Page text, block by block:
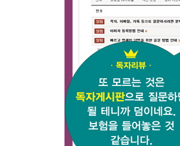
｜상품 PRODUCT｜
보정 분야: 집 안에서 프로
22. 제품사진은 조명이 힘!
23. 촬영 장비 문제 해결하기
24. 만들어보자, 초저가 촬영
25. 이 저렴한 촬영 세팅의 비
26. 상품 촬영에 대해 자주 질
27. 잘 팔리는 깔끔한 제품사